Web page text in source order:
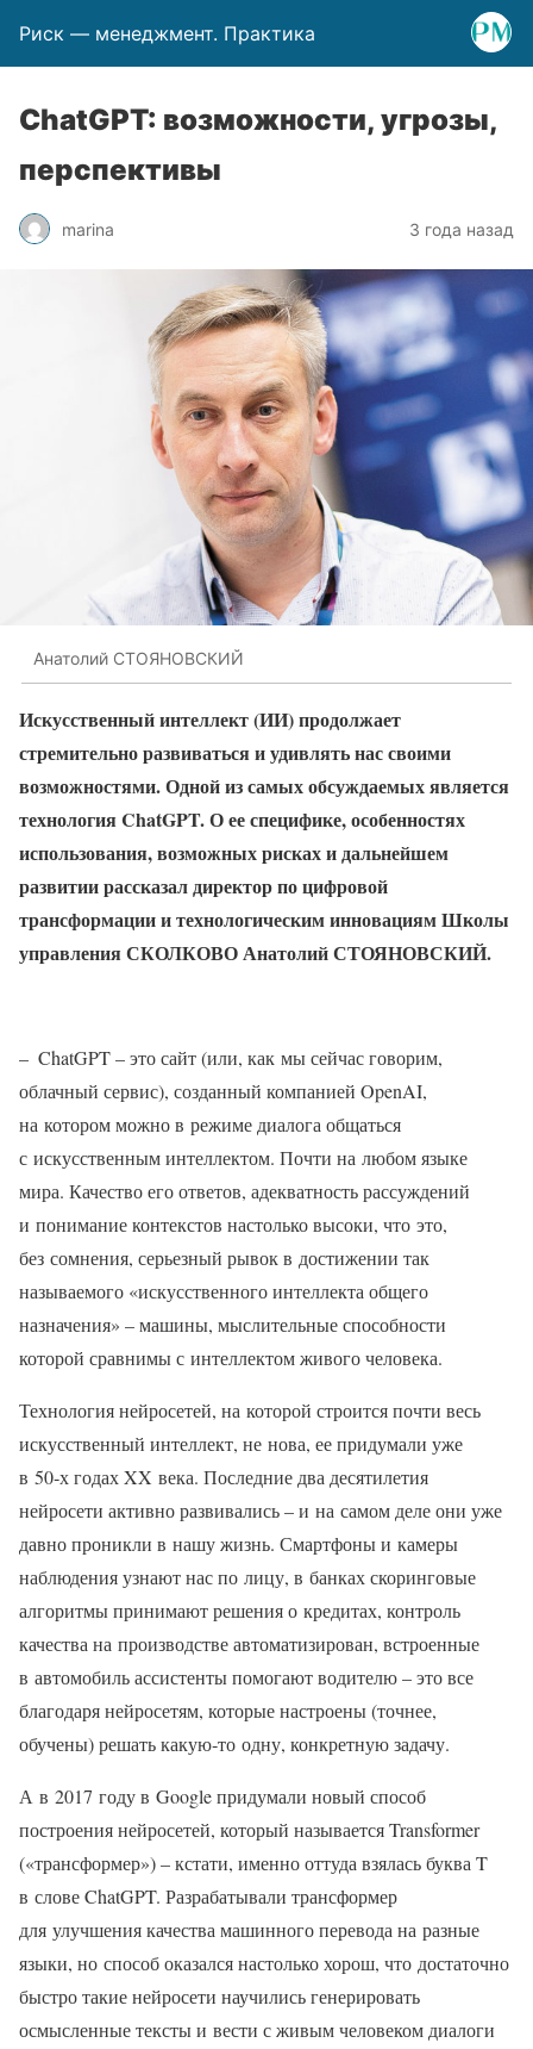
Риск — менеджмент. Практика
СhatGPT: возможности, угрозы,
перспективы
marina 3 года назад
Анатолий СТОЯНОВСКИЙ
Искусственный интеллект (ИИ) продолжает
стремительно развиваться и удивлять нас своими
возможностями. Одной из самых обсуждаемых является
технология ChatGPT. О ее специфике, особенностях
использования, возможных рисках и дальнейшем
развитии рассказал директор по цифровой
трансформации и технологическим инновациям Школы
управления СКОЛКОВО Анатолий СТОЯНОВСКИЙ.
– ChatGPT – это сайт (или, как мы сейчас говорим,
облачный сервис), созданный компанией OpenAI,
на котором можно в режиме диалога общаться
с искусственным интеллектом. Почти на любом языке
мира. Качество его ответов, адекватность рассуждений
и понимание контекстов настолько высоки, что это,
без сомнения, серьезный рывок в достижении так
называемого «искусственного интеллекта общего
назначения» – машины, мыслительные способности
которой сравнимы с интеллектом живого человека.
Технология нейросетей, на которой строится почти весь
искусственный интеллект, не нова, ее придумали уже
в 50‑х годах XX века. Последние два десятилетия
нейросети активно развивались – и на самом деле они уже
давно проникли в нашу жизнь. Смартфоны и камеры
наблюдения узнают нас по лицу, в банках скоринговые
алгоритмы принимают решения о кредитах, контроль
качества на производстве автоматизирован, встроенные
в автомобиль ассистенты помогают водителю – это все
благодаря нейросетям, которые настроены (точнее,
обучены) решать какую‑то одну, конкретную задачу.
А в 2017 году в Google придумали новый способ
построения нейросетей, который называется Transformer
(«трансформер») – кстати, именно оттуда взялась буква T
в слове ChatGPT. Разрабатывали трансформер
для улучшения качества машинного перевода на разные
языки, но способ оказался настолько хорош, что достаточно
быстро такие нейросети научились генерировать
осмысленные тексты и вести с живым человеком диалоги